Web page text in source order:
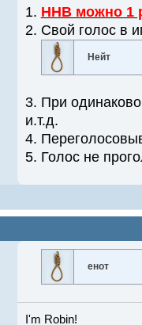
1. ННВ можно 1
2. Свой голос в
Нейт
3. При
и.т.д.
4.
5. Голос не
енот
I'm Robin!